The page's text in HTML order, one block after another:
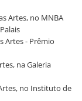
Artes, no MNBA
Artes - Prêmio
na Galeria
no Instituto de